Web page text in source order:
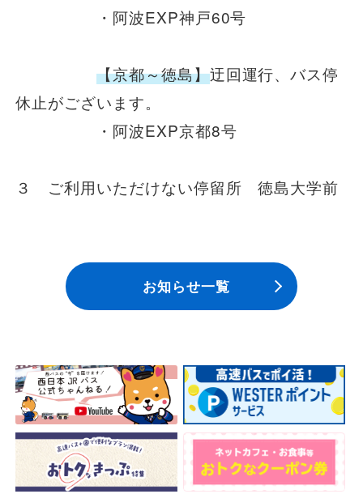
・阿波EXP神戸60号
【京都～徳島】迂回運行、バス停
休止がございます。
・阿波EXP京都8号
３ ご利用いただけない停留所 徳島大学前
お知らせ一覧